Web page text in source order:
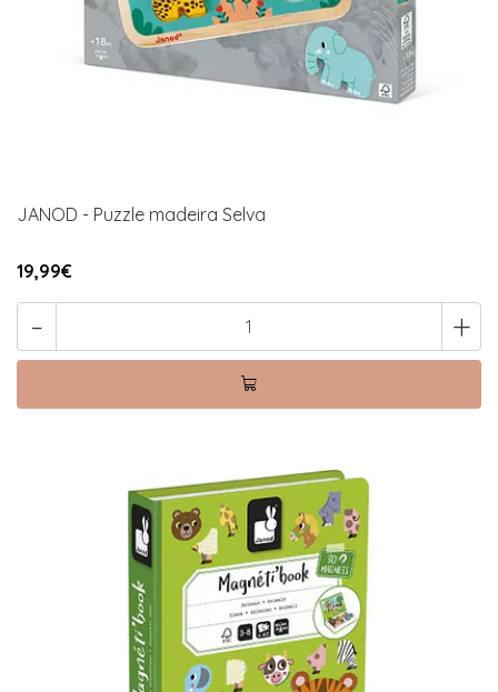
JANOD - Puzzle madeira Selva
19,99€
- +